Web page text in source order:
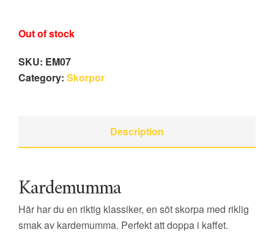
Out of stock
SKU: EM07
Category: Skorpor
Description
Kardemumma
Här har du en riktig klassiker, en söt skorpa med riklig
smak av kardemumma. Perfekt att doppa i kaffet.